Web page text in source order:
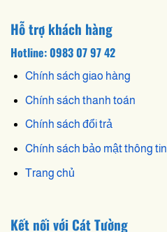
Hỗ trợ khách hàng
Hotline: 0983 07 97 42
Chính sách giao hàng
Chính sách thanh toán
Chính sách đổi trả
Chính sách bảo mật thông tin
Trang chủ
Kết nối với Cát Tường